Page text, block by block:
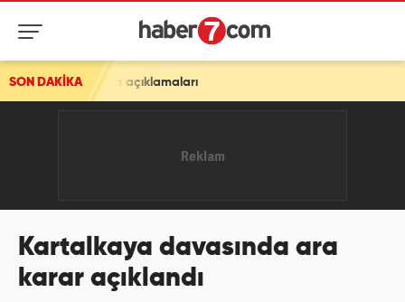
SON DAKİKA
açıklamaları
Kartalkaya davasında ara
karar açıklandı